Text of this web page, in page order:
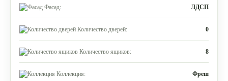
Фасад: ЛДСП
Количество дверей: 0
Количество ящиков: 8
Коллекция: Фреш